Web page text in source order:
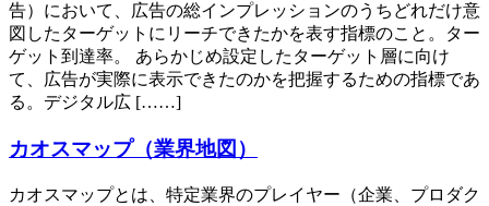
告）において、広告の総インプレッションのうちどれだけ意
図したターゲットにリーチできたかを表す指標のこと。ター
ゲット到達率。 あらかじめ設定したターゲット層に向け
て、広告が実際に表示できたのかを把握するための指標であ
る。デジタル広 [……]
カオスマップ（業界地図）
カオスマップとは、特定業界のプレイヤー（企業、プロダク